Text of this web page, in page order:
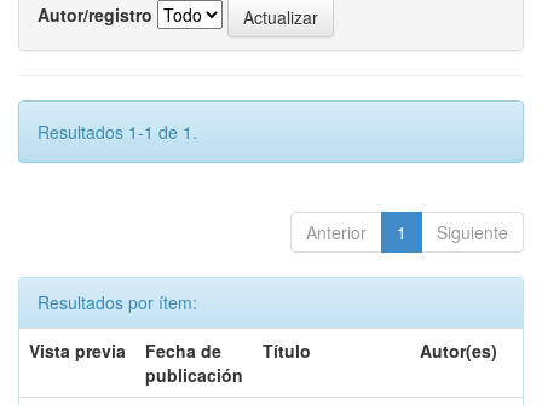
Autor/registro
Resultados 1-1 de 1.
Anterior 1 Siguiente
Resultados por ítem:
Vista previa
Fecha de
publicación
Título Autor(es)